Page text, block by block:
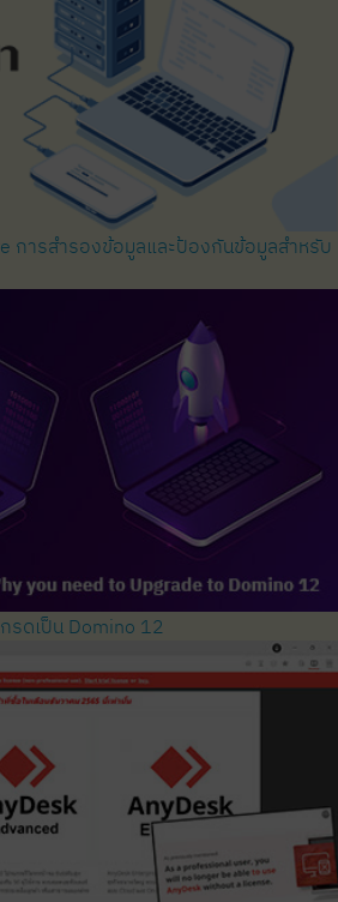
การสำรองข้อมูลและป้องกันข้อมูลสำหรับ
รดเป็น Domino 12